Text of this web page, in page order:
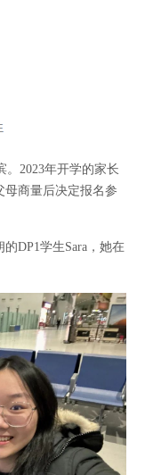
。2023年开学的家长
母商量后决定报名参
DP1学生Sara，她在